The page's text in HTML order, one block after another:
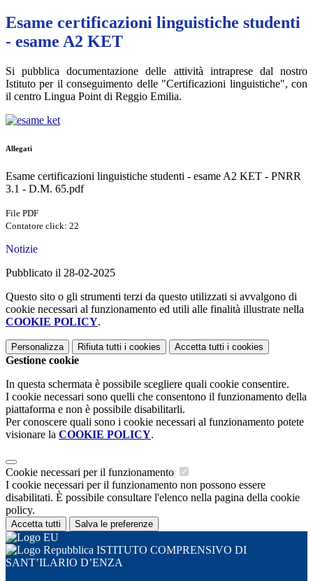
Esame certificazioni linguistiche studenti
- esame A2 KET
Si pubblica documentazione delle attività intraprese dal nostro
Istituto per il conseguimento delle "Certificazioni linguistiche", con
il centro Lingua Point di Reggio Emilia.
Allegati
Esame certificazioni linguistiche studenti - esame A2 KET - PNRR
3.1 - D.M. 65.pdf
File PDF
Contatore click: 22
Notizie
Pubblicato il 28-02-2025
Questo sito o gli strumenti terzi da questo utilizzati si avvalgono di
cookie necessari al funzionamento ed utili alle finalità illustrate nella
COOKIE POLICY.
Personalizza Rifiuta tutti i cookies Accetta tutti i cookies
Gestione cookie
In questa schermata è possibile scegliere quali cookie consentire.
I cookie necessari sono quelli che consentono il funzionamento della
piattaforma e non è possibile disabilitarli.
Per conoscere quali sono i cookie necessari al funzionamento potete
visionare la COOKIE POLICY.
Cookie necessari per il funzionamento
I cookie necessari per il funzionamento non possono essere
disabilitati. È possibile consultare l'elenco nella pagina della cookie
policy.
Accetta tutti Salva le preferenze
ISTITUTO COMPRENSIVO DI
SANT’ILARIO D’ENZA